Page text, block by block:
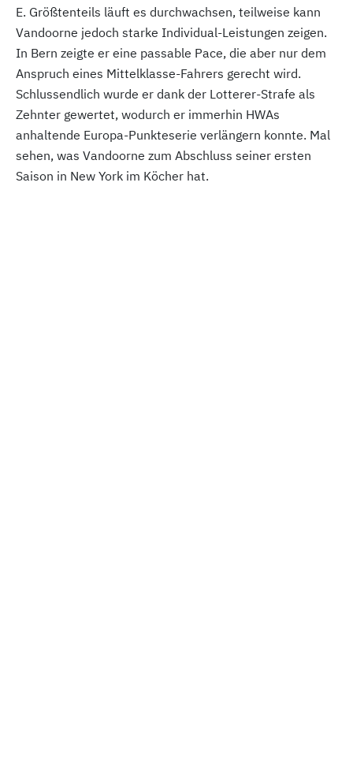
E. Größtenteils läuft es durchwachsen, teilweise kann
Vandoorne jedoch starke Individual-Leistungen zeigen.
In Bern zeigte er eine passable Pace, die aber nur dem
Anspruch eines Mittelklasse-Fahrers gerecht wird.
Schlussendlich wurde er dank der Lotterer-Strafe als
Zehnter gewertet, wodurch er immerhin HWAs
anhaltende Europa-Punkteserie verlängern konnte. Mal
sehen, was Vandoorne zum Abschluss seiner ersten
Saison in New York im Köcher hat.